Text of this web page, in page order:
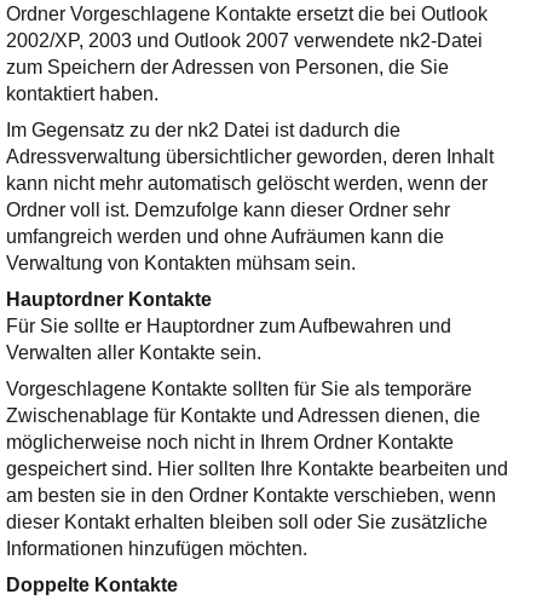
Ordner Vorgeschlagene Kontakte ersetzt die bei Outlook
2002/XP, 2003 und Outlook 2007 verwendete nk2-Datei
zum Speichern der Adressen von Personen, die Sie
kontaktiert haben.
Im Gegensatz zu der nk2 Datei ist dadurch die
Adressverwaltung übersichtlicher geworden, deren Inhalt
kann nicht mehr automatisch gelöscht werden, wenn der
Ordner voll ist. Demzufolge kann dieser Ordner sehr
umfangreich werden und ohne Aufräumen kann die
Verwaltung von Kontakten mühsam sein.
Hauptordner Kontakte
Für Sie sollte er Hauptordner zum Aufbewahren und
Verwalten aller Kontakte sein.
Vorgeschlagene Kontakte sollten für Sie als temporäre
Zwischenablage für Kontakte und Adressen dienen, die
möglicherweise noch nicht in Ihrem Ordner Kontakte
gespeichert sind. Hier sollten Ihre Kontakte bearbeiten und
am besten sie in den Ordner Kontakte verschieben, wenn
dieser Kontakt erhalten bleiben soll oder Sie zusätzliche
Informationen hinzufügen möchten.
Doppelte Kontakte
E-Mail
E-Mail bestätigen